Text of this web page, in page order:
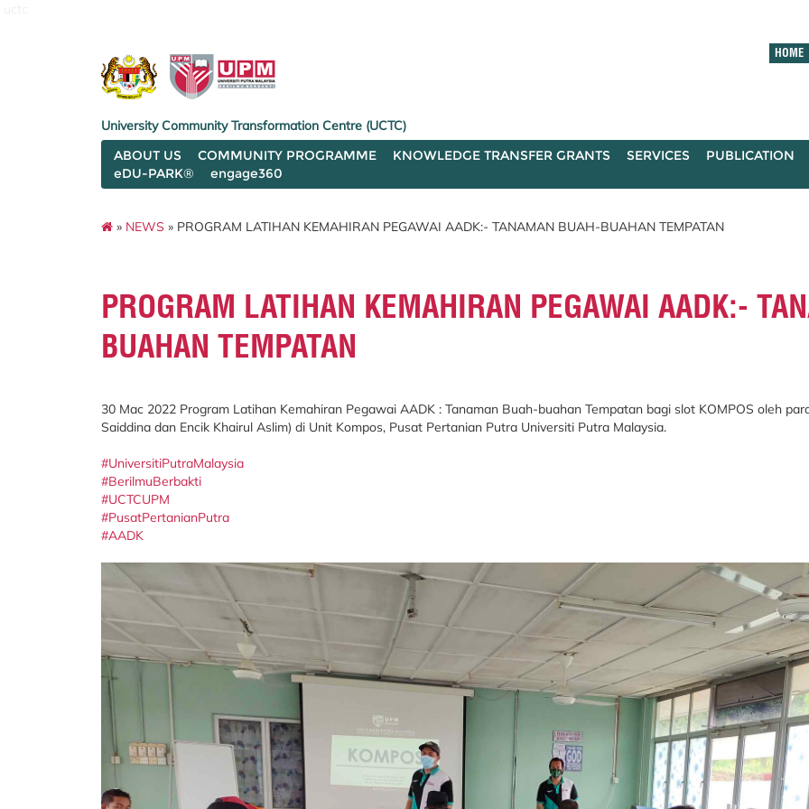
HOME
University Community Transformation Centre (UCTC)
ABOUT US
COMMUNITY PROGRAMME KNOWLEDGE TRANSFER GRANTS SERVICES PUBLICATION
eDU-PARK®
engage360
» NEWS » PROGRAM LATIHAN KEMAHIRAN PEGAWAI AADK:- TANAMAN BUAH-BUAHAN TEMPATAN
PROGRAM LATIHAN KEMAHIRAN PEGAWAI AADK:-
BUAHAN TEMPATAN
30 Mac 2022 Program Latihan Kemahiran Pegawai AADK : Tanaman Buah-buahan Tempatan bagi slot KOMPOS oleh
Saiddina dan Encik Khairul Aslim) di Unit Kompos, Pusat Pertanian Putra Universiti Putra Malaysia.
#UniversitiPutraMalaysia
#BerilmuBerbakti
#UCTCUPM
#PusatPertanianPutra
#AADK